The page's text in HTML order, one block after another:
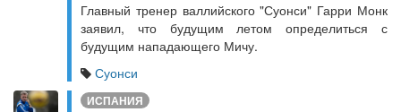
Главный тренер валлийского "Суонси" Гарри Монк
заявил, что будущим летом определиться с
будущим нападающего Мичу.
Суонси
ИСПАНИЯ